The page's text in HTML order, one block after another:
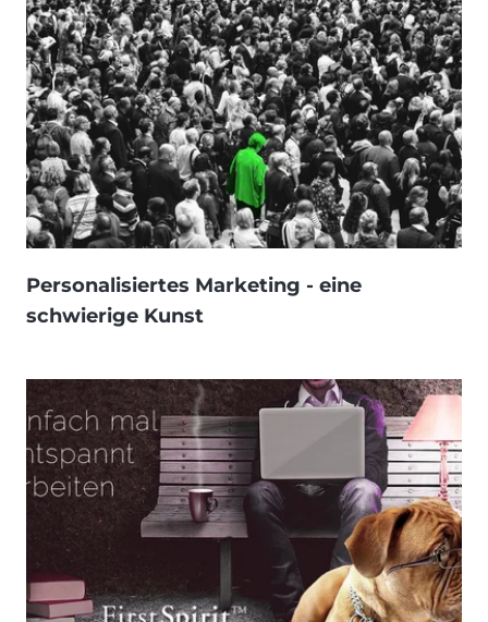
Personalisiertes Marketing - eine
schwierige Kunst